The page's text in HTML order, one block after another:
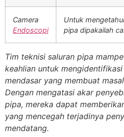
Camera
Endoscopi
Untuk
pipa dipakailah
Tim teknisi saluran pipa
keahlian untuk
mendasar yang membuat
Dengan mengatasi akar
pipa, mereka dapat
yang mencegah terjadinya
mendatang.